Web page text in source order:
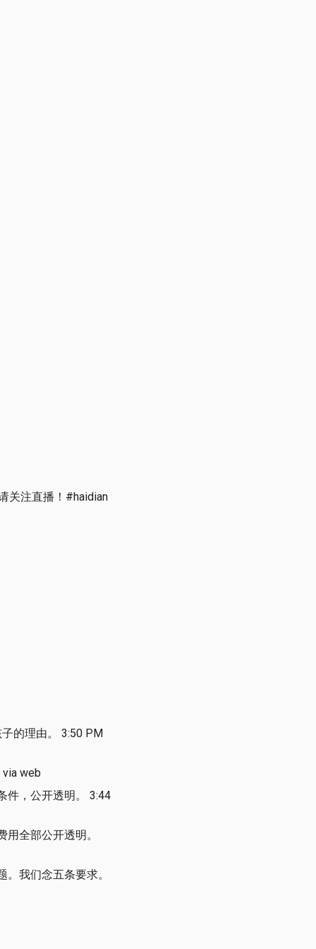
关注直播！#haidian
的理由。 3:50 PM
web
件，公开透明。 3:44
全部公开透明。
我们念五条要求。